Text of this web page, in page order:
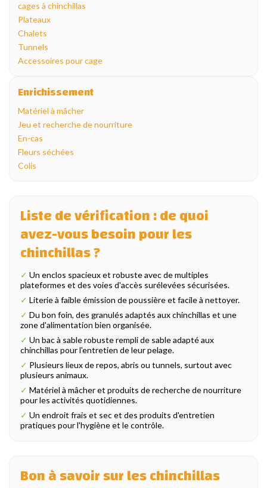
cages à chinchillas
Plateaux
Chalets
Tunnels
Accessoires pour cage
Enrichissement
Matériel à mâcher
Jeu et recherche de nourriture
En-cas
Fleurs séchées
Colis
Liste de vérification : de quoi
avez-vous besoin pour les
chinchillas ?
✓ Un enclos spacieux et robuste avec de multiples
plateformes et des voies d'accès surélevées sécurisées.
✓ Literie à faible émission de poussière et facile à nettoyer.
✓ Du bon foin, des granulés adaptés aux chinchillas et une
zone d'alimentation bien organisée.
✓ Un bac à sable robuste rempli de sable adapté aux
chinchillas pour l'entretien de leur pelage.
✓ Plusieurs lieux de repos, abris ou tunnels, surtout avec
plusieurs animaux.
✓ Matériel à mâcher et produits de recherche de nourriture
pour les activités quotidiennes.
✓ Un endroit frais et sec et des produits d'entretien
pratiques pour l'hygiène et le contrôle.
Bon à savoir sur les chinchillas